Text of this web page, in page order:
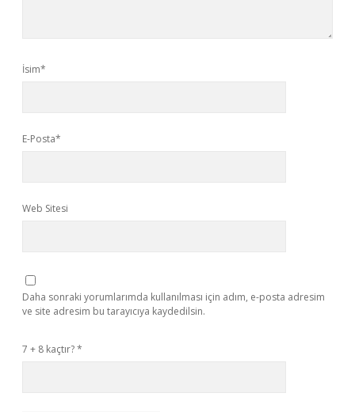
İsim*
E-Posta*
Web Sitesi
Daha sonraki yorumlarımda kullanılması için adım, e-posta adresim
ve site adresim bu tarayıcıya kaydedilsin.
7 + 8 kaçtır?*